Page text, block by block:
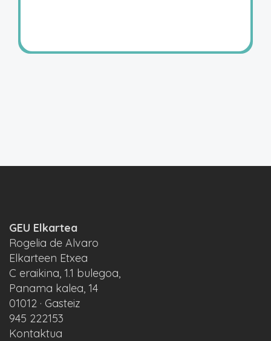
GEU Elkartea
Rogelia de Alvaro
Elkarteen Etxea
C eraikina, 1.1 bulegoa,
Panama kalea, 14
01012 · Gasteiz
945 222153
Kontaktua